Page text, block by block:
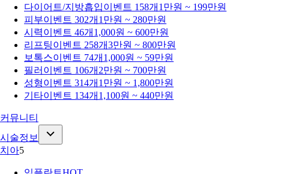
다이어트/지방흡입이벤트 158개 1만원 ~ 199만원
피부이벤트 302개 1만원 ~ 280만원
시력이벤트 46개 1,000원 ~ 600만원
리프팅이벤트 258개3만원 ~ 800만원
보톡스이벤트 74개 1,000원 ~ 59만원
필러 이벤트 106개 2만원 ~ 700만원
성형이벤트 314개 1만원 ~ 1,800만원
기타이벤트 134개 1,100원 ~ 440만원
커뮤니티
시술정보
치아5